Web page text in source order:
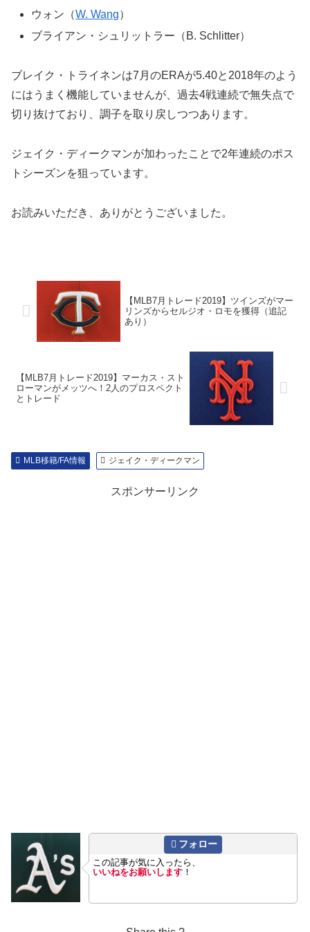
ウォン（W. Wang）
ブライアン・シュリットラー（B. Schlitter）
ブレイク・トライネンは7月のERAが5.40と2018年のよう
にはうまく機能していませんが、過去4戦連続で無失点で
切り抜けており、調子を取り戻しつつあります。
ジェイク・ディークマンが加わったことで2年連続のポス
トシーズンを狙っています。
お読みいただき、ありがとうございました。
【MLB7月トレード2019】ツインズがマー
リンズからセルジオ・ロモを獲得（追記
あり）
【MLB7月トレード2019】マーカス・スト
ローマンがメッツへ！2人のプロスペクト
とトレード
MLB移籍/FA情報 ジェイク・ディークマン
スポンサーリンク
フォロー
この記事が気に入ったら、
いいねをお願いします ！